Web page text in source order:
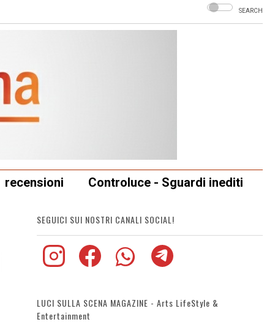
SEARCH
recensioni Controluce - Sguardi inediti
SEGUICI SUI NOSTRI CANALI SOCIAL!
LUCI SULLA SCENA MAGAZINE - Arts LifeStyle &
Entertainment